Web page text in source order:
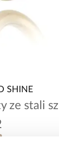
SHINE
ze stali